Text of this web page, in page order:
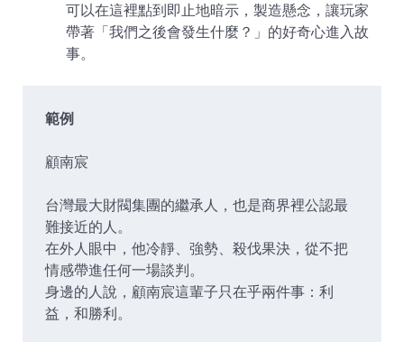
可以在這裡點到即止地暗示，製造懸念，讓玩家
帶著「我們之後會發生什麼？」的好奇心進入故
事。
範例
顧南宸
台灣最大財閥集團的繼承人，也是商界裡公認最
難接近的人。
在外人眼中，他冷靜、強勢、殺伐果決，從不把
情感帶進任何一場談判。
身邊的人說，顧南宸這輩子只在乎兩件事：利
益，和勝利。